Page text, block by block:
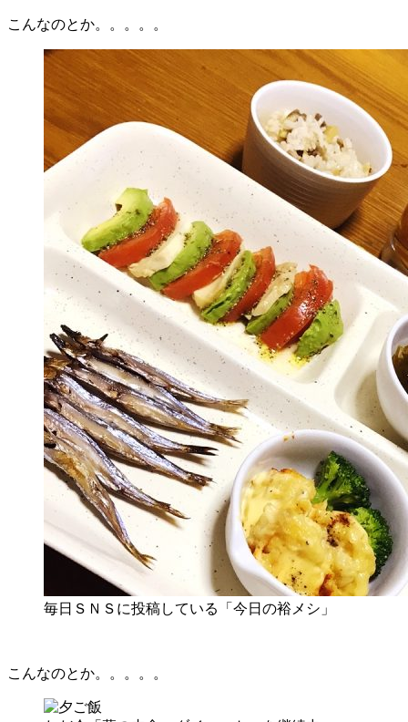
こんなのとか。。。。。
毎日ＳＮＳに投稿している「今日の裕メシ」
こんなのとか。。。。。